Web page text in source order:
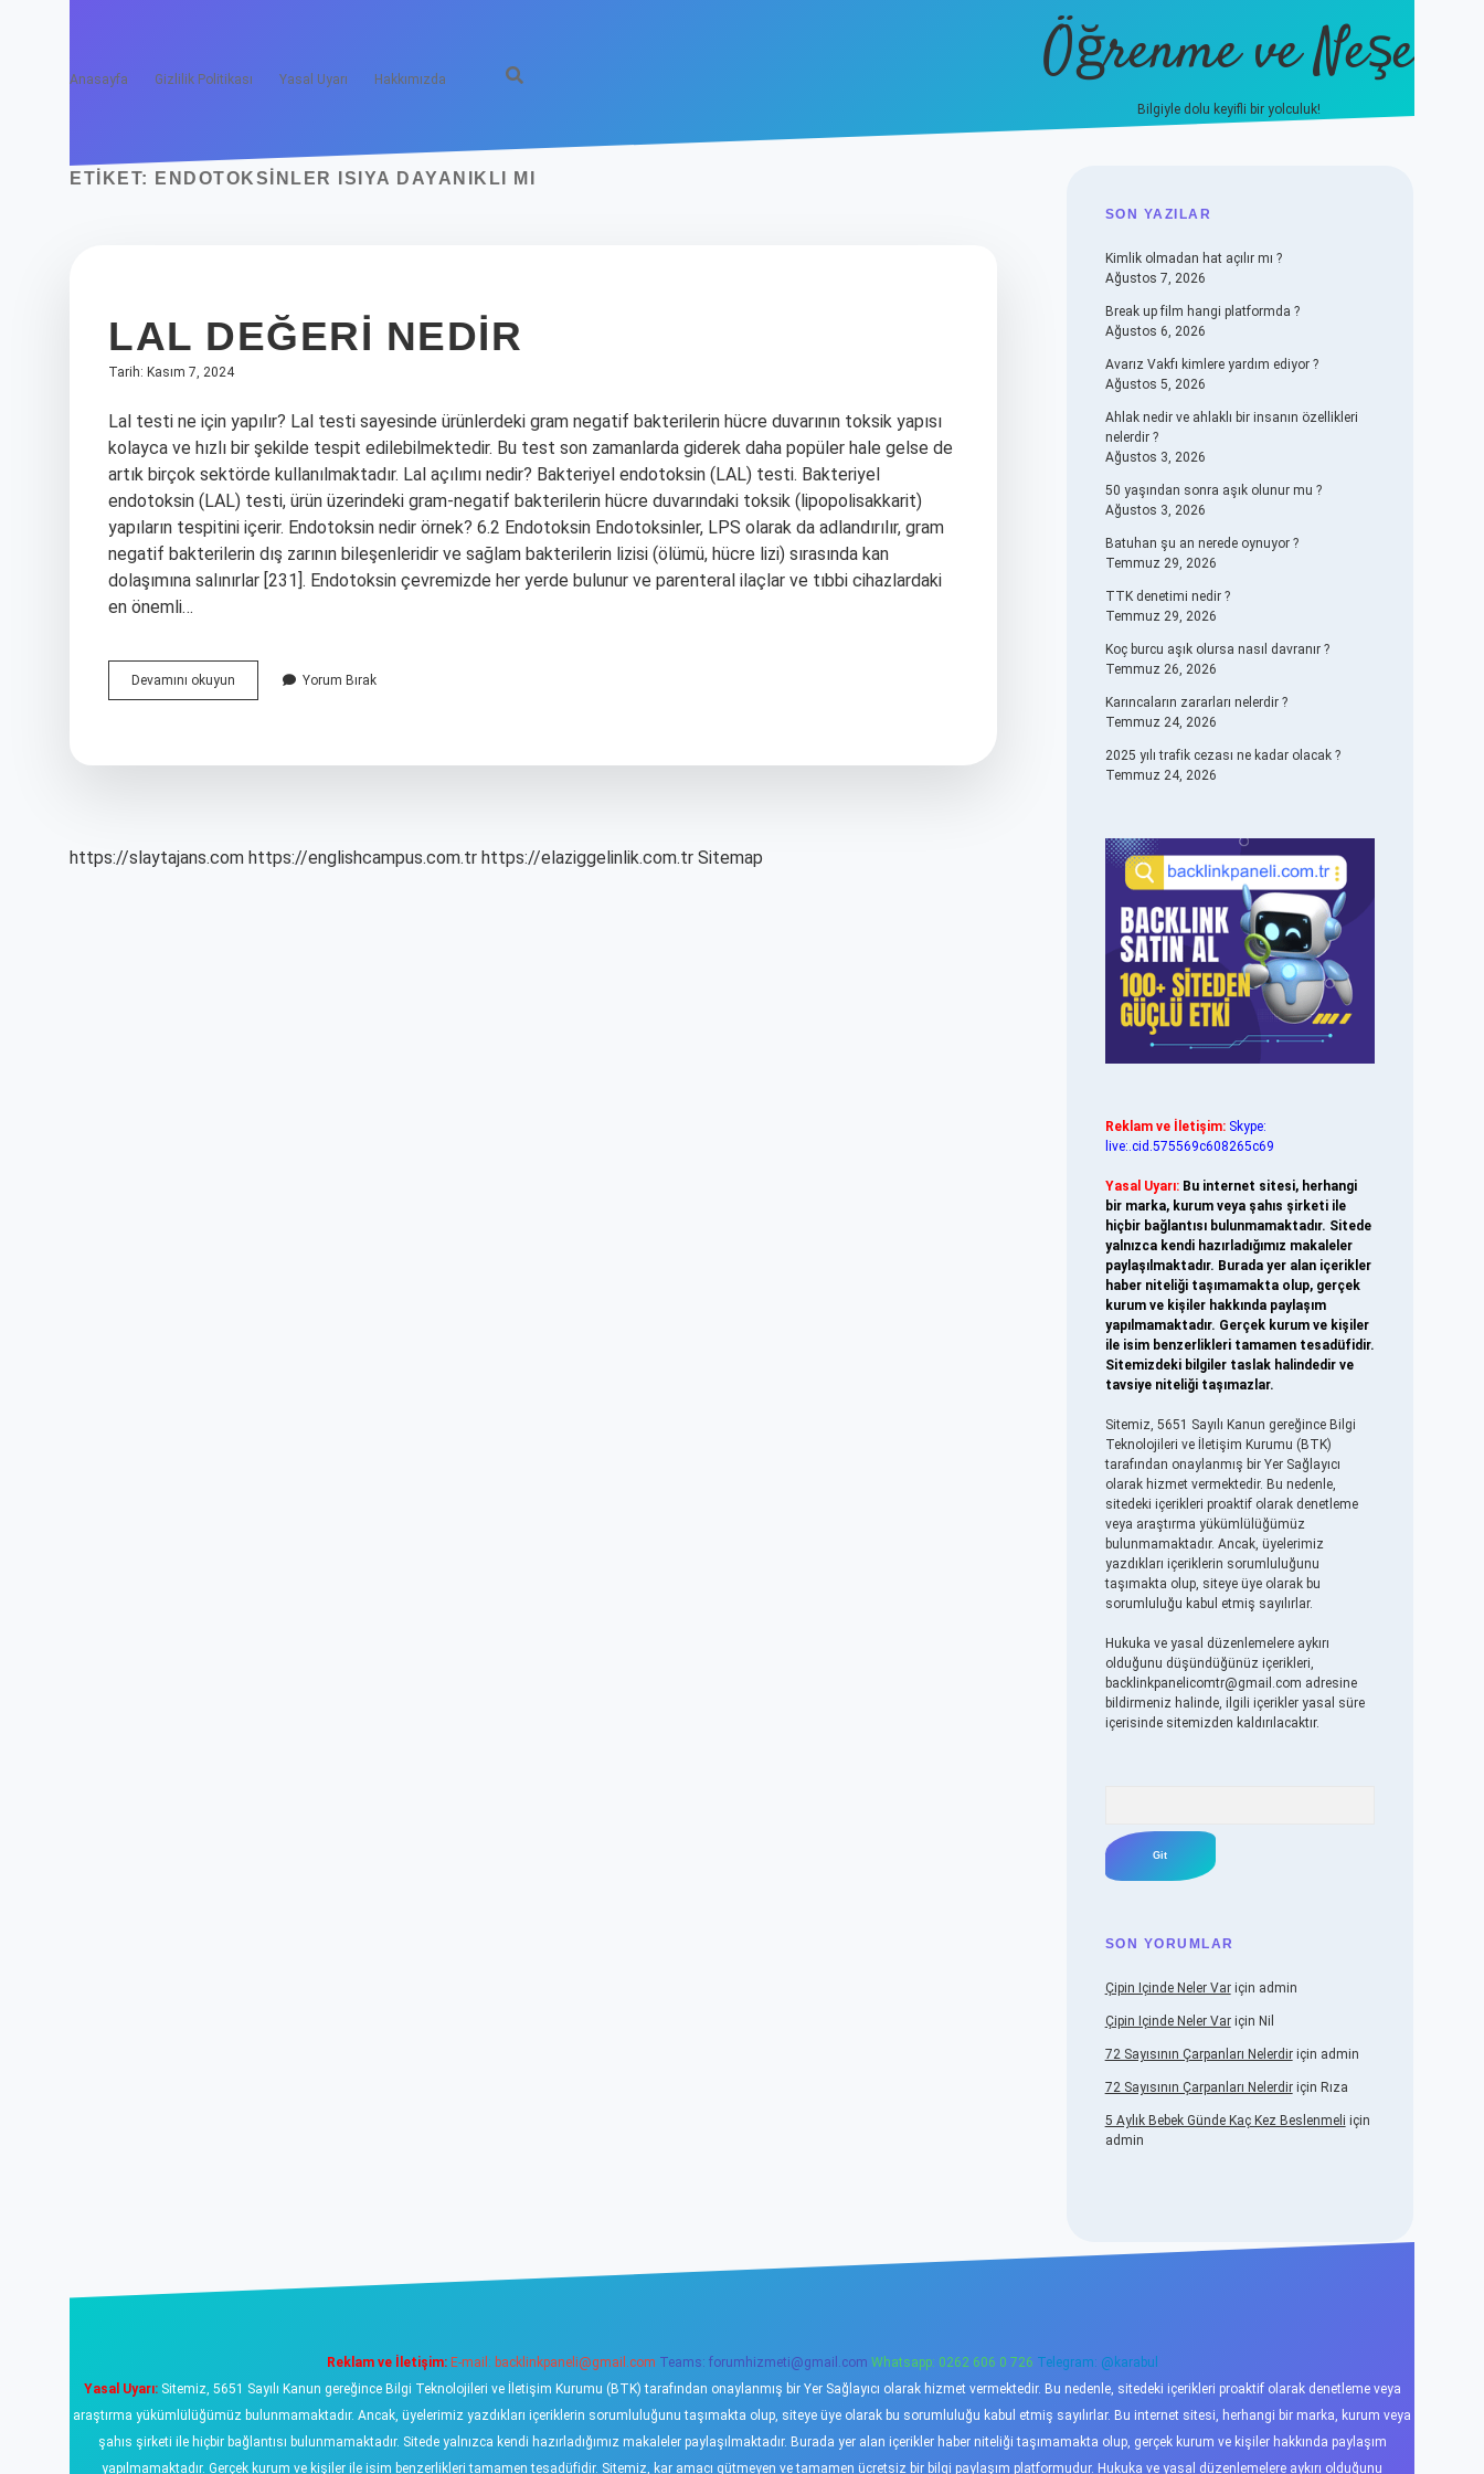
Anasayfa Gizlilik Politikası Yasal Uyarı Hakkımızda Öğrenme ve Neşe
Bilgiyle dolu keyifli bir yolculuk!
ETIKET: ENDOTOKSINLER ISIYA DAYANIKLI MI
LAL DEĞERI NEDIR
Tarih: Kasım 7, 2024
Lal testi ne için yapılır? Lal testi sayesinde ürünlerdeki gram negatif bakterilerin hücre duvarının toksik yapısı
kolayca ve hızlı bir şekilde tespit edilebilmektedir. Bu test son zamanlarda giderek daha popüler hale gelse de
artık birçok sektörde kullanılmaktadır. Lal açılımı nedir? Bakteriyel endotoksin (LAL) testi. Bakteriyel
endotoksin (LAL) testi, ürün üzerindeki gram-negatif bakterilerin hücre duvarındaki toksik (lipopolisakkarit)
yapıların tespitini içerir. Endotoksin nedir örnek? 6.2 Endotoksin Endotoksinler, LPS olarak da adlandırılır, gram
negatif bakterilerin dış zarının bileşenleridir ve sağlam bakterilerin lizisi (ölümü, hücre lizi) sırasında kan
dolaşımına salınırlar [231]. Endotoksin çevremizde her yerde bulunur ve parenteral ilaçlar ve tıbbi cihazlardaki
en önemli…
Devamını okuyun
Değeri
Yorum Bırak
https://slaytajans.com https://englishcampus.com.tr https://elaziggelinlik.com.tr Sitemap
SIDEBAR
SON YAZILAR
Kimlik olmadan hat açılır mı ?
Ağustos 7, 2026
Break up film hangi platformda ?
Ağustos 6, 2026
Avarız Vakfı kimlere yardım ediyor ?
Ağustos 5, 2026
Ahlak nedir ve ahlaklı bir insanın özellikleri
nelerdir ?
Ağustos 3, 2026
50 yaşından sonra aşık olunur mu ?
Ağustos 3, 2026
Batuhan şu an nerede oynuyor ?
Temmuz 29, 2026
TTK denetimi nedir ?
Temmuz 29, 2026
Koç burcu aşık olursa nasıl davranır ?
Temmuz 26, 2026
Karıncaların zararları nelerdir ?
Temmuz 24, 2026
2025 yılı trafik cezası ne kadar olacak ?
Temmuz 24, 2026
Reklam ve İletişim: Skype:
live:.cid.575569c608265c69
Yasal Uyarı: Bu internet sitesi, herhangi
bir marka, kurum veya şahıs şirketi ile
hiçbir bağlantısı bulunmamaktadır. Sitede
yalnızca kendi hazırladığımız makaleler
paylaşılmaktadır. Burada yer alan içerikler
haber niteliği taşımamakta olup, gerçek
kurum ve kişiler hakkında paylaşım
yapılmamaktadır. Gerçek kurum ve kişiler
ile isim benzerlikleri tamamen tesadüfidir.
Sitemizdeki bilgiler taslak halindedir ve
tavsiye niteliği taşımazlar.
Sitemiz, 5651 Sayılı Kanun gereğince Bilgi
Teknolojileri ve İletişim Kurumu (BTK)
tarafından onaylanmış bir Yer Sağlayıcı
olarak hizmet vermektedir. Bu nedenle,
sitedeki içerikleri proaktif olarak denetleme
veya araştırma yükümlülüğümüz
bulunmamaktadır. Ancak, üyelerimiz
yazdıkları içeriklerin sorumluluğunu
taşımakta olup, siteye üye olarak bu
sorumluluğu kabul etmiş sayılırlar.
Hukuka ve yasal düzenlemelere aykırı
olduğunu düşündüğünüz içerikleri,
backlinkpanelicomtr@gmail.com adresine
bildirmeniz halinde, ilgili içerikler yasal süre
içerisinde sitemizden kaldırılacaktır.
SON YORUMLAR
Çipin Içinde Neler Variçin admin
Çipin Içinde Neler Variçin Nil
72 Sayısının Çarpanları Nelerdiriçin admin
72 Sayısının Çarpanları Nelerdiriçin Rıza
5 Aylık Bebek Günde Kaç Kez Beslenmeli için
admin
Reklam ve İletişim: E-mail: backlinkpaneli@gmail.com Teams: forumhizmeti@gmail.com Whatsapp: 0262 606 0 726 Telegram: @karabul
Yasal Uyarı:Sitemiz, 5651 Sayılı Kanun gereğince Bilgi Teknolojileri ve İletişim Kurumu (BTK) tarafından onaylanmış bir Yer Sağlayıcı olarak hizmet vermektedir. Bu nedenle, sitedeki içerikleri proaktif olarak denetleme veya
araştırma yükümlülüğümüz bulunmamaktadır. Ancak, üyelerimiz yazdıkları içeriklerin sorumluluğunu taşımakta olup, siteye üye olarak bu sorumluluğu kabul etmiş sayılırlar. Bu internet sitesi, herhangi bir marka, kurum veya
şahıs şirketi ile hiçbir bağlantısı bulunmamaktadır. Sitede yalnızca kendi hazırladığımız makaleler paylaşılmaktadır. Burada yer alan içerikler haber niteliği taşımamakta olup, gerçek kurum ve kişiler hakkında paylaşım
yapılmamaktadır. Gerçek kurum ve kişiler ile isim benzerlikleri tamamen tesadüfidir. Sitemiz, kar amacı gütmeyen ve tamamen ücretsiz bir bilgi paylaşım platformudur. Hukuka ve yasal düzenlemelere aykırı olduğunu